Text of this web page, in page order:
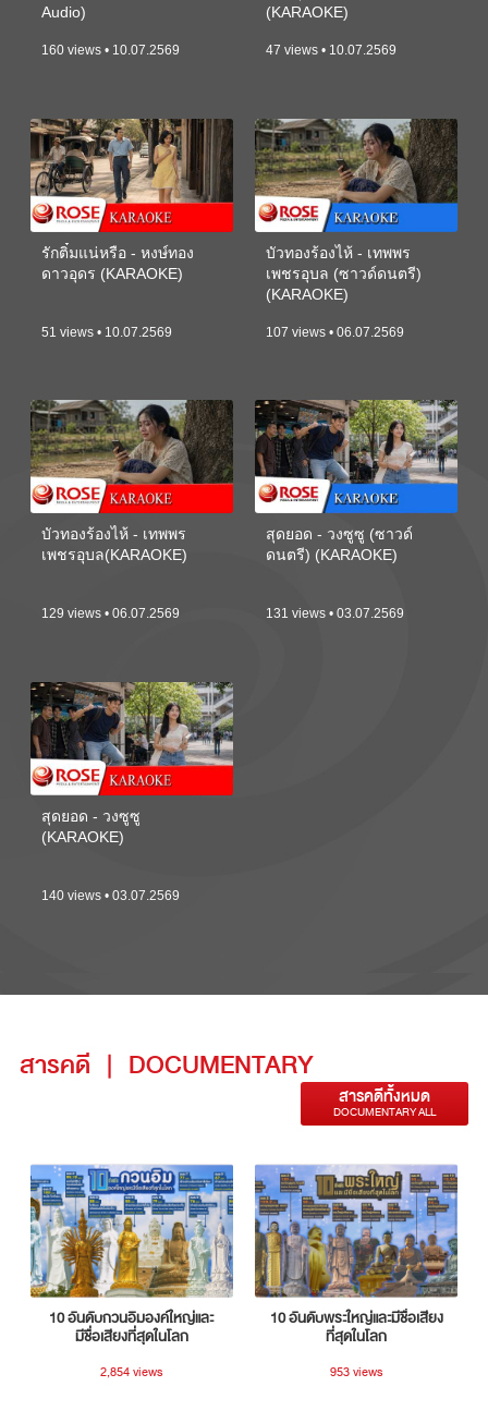
Audio)
160 views • 10.07.2569
(KARAOKE)
47 views • 10.07.2569
รักติ๋มแน่หรือ - หงษ์ทอง
ดาวอุดร (KARAOKE)
51 views • 10.07.2569
บัวทองร้องไห้ - เทพพร
เพชรอุบล (ซาวด์ดนตรี)
(KARAOKE)
107 views • 06.07.2569
บัวทองร้องไห้ - เทพพร
เพชรอุบล(KARAOKE)
129 views • 06.07.2569
สุดยอด - วงซูซู (ซาวด์
ดนตรี) (KARAOKE)
131 views • 03.07.2569
สุดยอด - วงซูซู
(KARAOKE)
140 views • 03.07.2569
สารคดี | DOCUMENTARY
สารคดีทั้งหมด
DOCUMENTARY ALL
10 อันดับกวนอิมองค์ใหญ่และ
มีชื่อเสียงที่สุดในโลก
2,854 views
10 อันดับพระใหญ่และมีชื่อเสียง
ที่สุดในโลก
953 views